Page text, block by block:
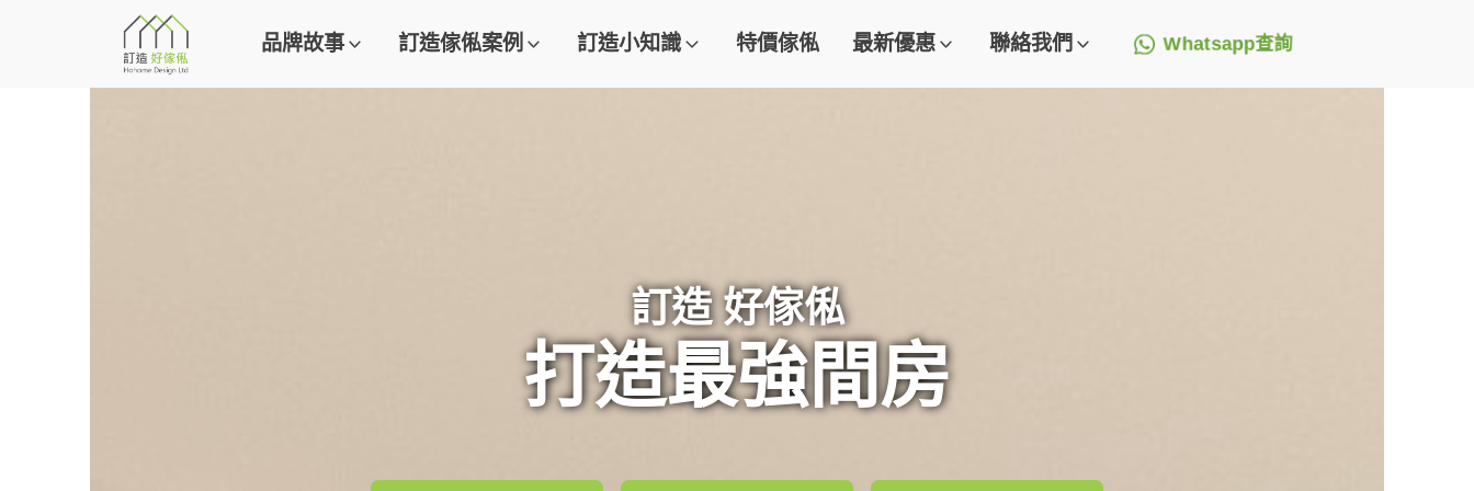
品牌故事 訂造傢俬案例 訂造小知識 特價傢俬 最新優惠 聯絡我們 Whatsapp查詢
訂造 好傢俬
打造最強間房